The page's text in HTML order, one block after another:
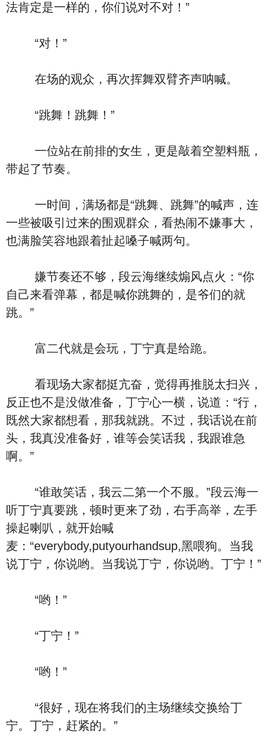
法肯定是一样的，你们说对不对！”
“对！”
在场的观众，再次挥舞双臂齐声呐喊。
“跳舞！跳舞！”
一位站在前排的女生，更是敲着空塑料瓶，
带起了节奏。
一时间，满场都是“跳舞、跳舞”的喊声，连
一些被吸引过来的围观群众，看热闹不嫌事大，
也满脸笑容地跟着扯起嗓子喊两句。
嫌节奏还不够，段云海继续煽风点火：“你
自己来看弹幕，都是喊你跳舞的，是爷们的就
跳。”
富二代就是会玩，丁宁真是给跪。
看现场大家都挺亢奋，觉得再推脱太扫兴，
反正也不是没做准备，丁宁心一横，说道：“行，
既然大家都想看，那我就跳。不过，我话说在前
头，我真没准备好，谁等会笑话我，我跟谁急
啊。”
“谁敢笑话，我云二第一个不服。”段云海一
听丁宁真要跳，顿时更来了劲，右手高举，左手
操起喇叭，就开始喊
麦：“everybody,putyourhandsup,黑喂狗。当我
说丁宁，你说哟。当我说丁宁，你说哟。丁宁！”
“哟！”
“丁宁！”
“哟！”
“很好，现在将我们的主场继续交换给丁
宁。丁宁，赶紧的。”